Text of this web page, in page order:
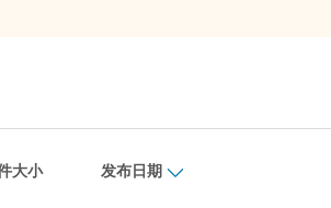
大小 发布日期